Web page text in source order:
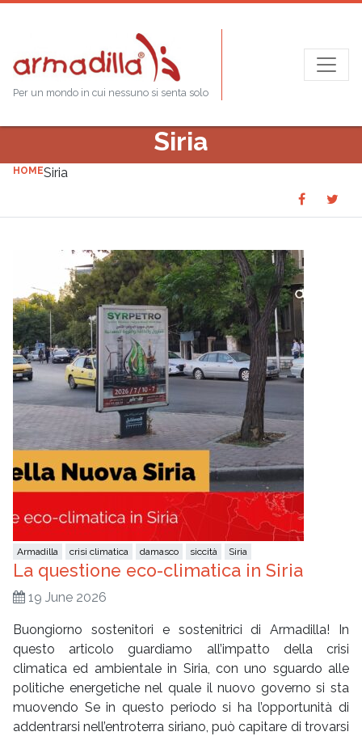
Per un mondo in cui nessuno si senta solo
Siria
HOMESiria
Share
on
on
Armadilla crisi climatica damasco siccità Siria
La questione eco-climatica in Siria
19 June 2026
Buongiorno sostenitori e sostenitrici di Armadilla! In
questo articolo guardiamo all’impatto della crisi
climatica ed ambientale in Siria, con uno sguardo alle
politiche energetiche nel quale il nuovo governo si sta
muovendo Se in questo periodo si ha l’opportunità di
addentrarsi nell’entroterra siriano, può capitare di trovarsi